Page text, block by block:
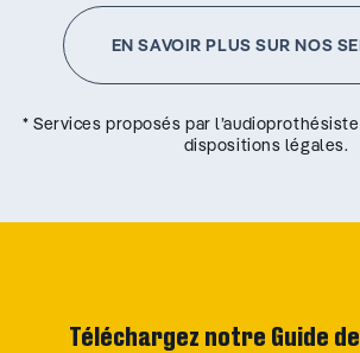
EN SAVOIR PLUS SUR NOS
* Services proposés par
dispositions légales.
Téléchargez notre Guide